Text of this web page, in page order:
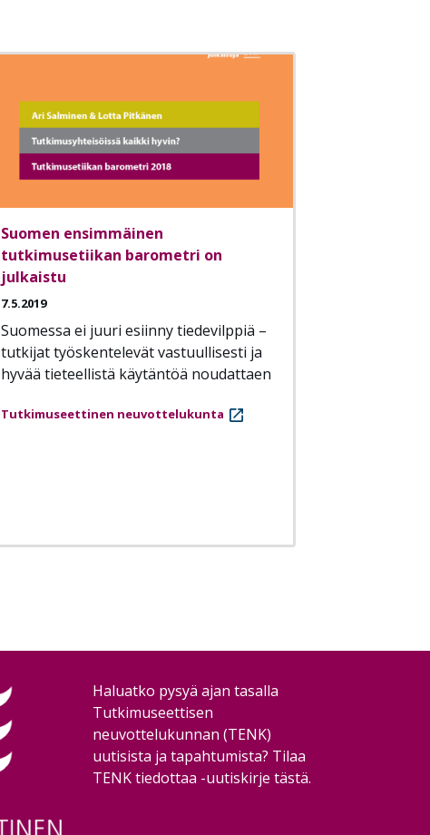
Suomen ensimmäinen
tutkimusetiikan barometri on
julkaistu
7.5.2019
Suomessa ei juuri esiinny tiedevilppiä –
tutkijat työskentelevät vastuullisesti ja
hyvää tieteellistä käytäntöä noudattaen
Tutkimuseettinen neuvottelukunta
Haluatko pysyä ajan tasalla
Tutkimuseettisen
neuvottelukunnan (TENK)
uutisista ja tapahtumista? Tilaa
TENK tiedottaa -uutiskirje tästä.